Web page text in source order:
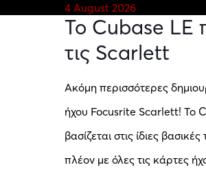
4 August 2026
Το Cubase LE
τις Scarlett
Ακόμη περισσότερες
ήχου Focusrite Scarlett! Το
βασίζεται στις ίδιες
πλέον με όλες τις κάρτες